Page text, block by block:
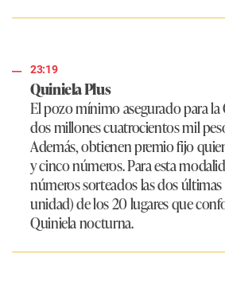
23:19
Quiniela Plus
El pozo mínimo asegurado para la
dos millones cuatrocientos mil
Además, obtienen premio fijo
y cinco números. Para esta
números sorteados las dos últimas
unidad) de los 20 lugares que
Quiniela nocturna.